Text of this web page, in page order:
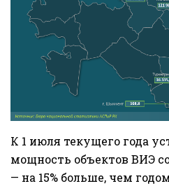
К 1 июля текущего года
мощность объектов ВИЭ
— на 15% больше, чем